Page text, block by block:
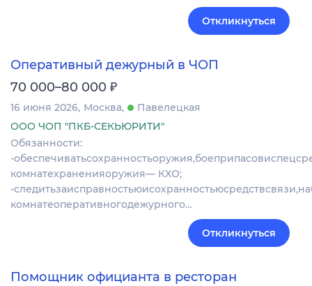
Откликнуться
Оперативный дежурный в ЧОП
70 000–80 000 ₽
16 июня 2026 Москва
Павелецкая
ООО ЧОП "ПКБ-СЕКЬЮРИТИ"
Обязанности:
-
комнатехраненияоружия— КХО;
-
комнатеоперативногодежурного…
Откликнуться
Помощник официанта в ресторан